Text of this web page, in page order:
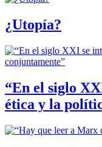
¿Utopía?
“En el siglo
ética y la